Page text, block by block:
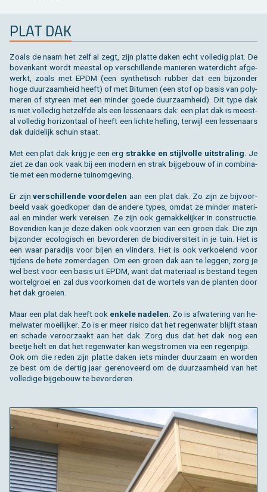
PLAT DAK
Zoals de naam het zelf al zegt, zijn plat­te daken echt vol­le­dig plat. De
bo­ven­kant wordt mee­st­al op ver­schil­len­de ma­nie­ren wa­ter­dicht af­ge­
werkt, zoals met EPDM (een syn­the­tisch rub­ber dat een bij­zon­der
hoge duur­zaam­heid heeft) of met Bi­tu­men (een stof op basis van po­ly­
me­ren of sty­reen met een min­der goede duur­zaam­heid). Dit type dak
is niet vol­le­dig het­zelf­de als een les­se­naars dak: een plat dak is mee­st­
al vol­le­dig ho­ri­zon­taal of heeft een lich­te hel­ling, ter­wijl een les­se­naars
dak dui­de­lijk schuin staat.
Met een plat dak krijg je een erg strak­ke en stijl­vol­le uit­stra­ling . Je
ziet ze dan ook vaak bij een mo­dern en strak bij­ge­bouw of in com­bi­na­
tie met een mo­der­ne tuinom­ge­ving.
Er zijn ver­schil­len­de voor­de­len aan een plat dak. Zo zijn ze bij­voor­
beeld vaak goed­ko­per dan de an­de­re types, omdat ze min­der ma­te­ri­
aal en min­der werk ver­ei­sen. Ze zijn ook ge­mak­ke­lij­ker in con­struc­tie.
Bo­ven­dien kan je deze daken ook voor­zien van een groen dak. Die zijn
bij­zon­der eco­lo­gisch en be­vor­de­ren de bi­o­di­ver­si­teit in je tuin. Het is
een waar pa­ra­dijs voor bijen en vlin­ders. Het is ook ver­koe­lend voor
tij­dens de hete zo­mer­da­gen. Om een groen dak aan te leg­gen, zorg je
wel best voor een basis uit EPDM, want dat ma­te­ri­aal is be­stand tegen
wor­tel­groei en zal dus voor­ko­men dat de wor­tels van de plan­ten door
het dak groei­en.
Maar een plat dak heeft ook en­ke­le na­de­len . Zo is af­wa­te­ring van he­
mel­wa­ter moei­lij­ker. Zo is er meer ri­si­co dat het re­gen­wa­ter blijft staan
en scha­de ver­oor­zaakt aan het dak. Zorg dus dat het dak nog een
beet­je helt en dat het re­gen­wa­ter kan weg­stro­men via een re­gen­pijp.
Ook om die reden zijn plat­te daken iets min­der duur­zaam en wor­den
ze best om de der­tig jaar ge­re­no­veerd om de duur­zaam­heid van het
vol­le­di­ge bij­ge­bouw te be­vor­de­ren.